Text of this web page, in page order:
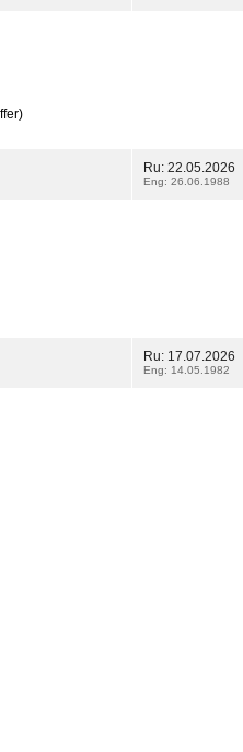
Ru: 22.05.2026
Eng: 26.06.1988
Ru: 17.07.2026
Eng: 14.05.1982